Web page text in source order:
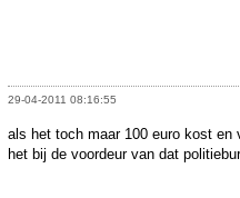
29-04-2011 08:16:55
als het toch maar 100 euro kost en
het bij de voordeur van dat